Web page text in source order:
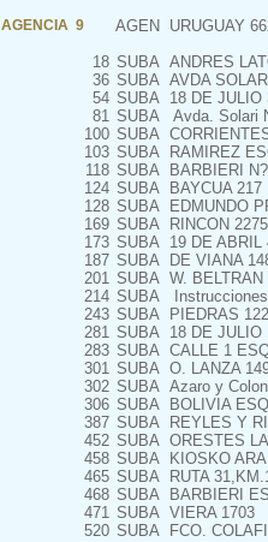
AGENCIA 9 AGEN URUGUAY
18 SUBA ANDRES
36 SUBA AVDA
54 SUBA 18 DE JULIO
81 SUBA Avda. Solari
100 SUBA
103 SUBA RAMIREZ
118 SUBA BARBIERI
124 SUBA BAYCUA 217
128 SUBA EDMUNDO
169 SUBA RINCON 2275
173 SUBA 19 DE ABRIL
187 SUBA DE VIANA
201 SUBA W. BELTRAN
214 SUBA
243 SUBA PIEDRAS
281 SUBA 18 DE JULIO
283 SUBA CALLE 1
301 SUBA O. LANZA
302 SUBA Azaro y
306 SUBA BOLIVIA
387 SUBA REYLES Y
452 SUBA ORESTES
458 SUBA KIOSKO
465 SUBA RUTA
468 SUBA BARBIERI
471 SUBA VIERA 1703
520 SUBA FCO.